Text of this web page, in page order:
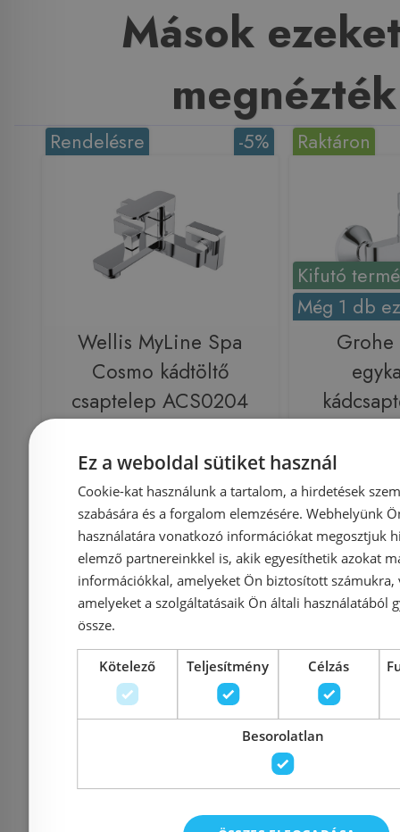
Mások
megnézték
-5%
Rendelésre
Wellis MyLine Spa
Cosmo kádtöltő
csaptelep ACS0204
Azonosító: 165844
Cikkszám: ACS0204
54 900 Ft52 150 Ft
Kifutó
Még 1 db
Raktáron
Grohe
27 040 Ft
-34%
Raktáron Raktáron
Ez a weboldal sütiket használ
Cookie-kat használunk a tartalom, a hirdetések
szabására és a forgalom elemzésére. Webhelyünk
használatára vonatkozó információkat megosztjuk
elemző partnereinkkel is, akik egyesíthetik azokat
információkkal, amelyeket Ön biztosított számukra,
amelyeket a szolgáltatásaik Ön általi használatából
össze.
Kötelező Teljesítmény Célzás
Besorolatlan